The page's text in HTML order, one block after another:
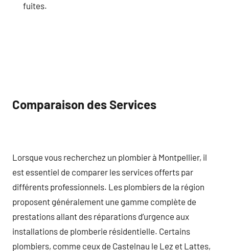
fuites.
Comparaison des Services
Lorsque vous recherchez un plombier à Montpellier, il
est essentiel de comparer les services offerts par
différents professionnels. Les plombiers de la région
proposent généralement une gamme complète de
prestations allant des réparations d’urgence aux
installations de plomberie résidentielle. Certains
plombiers, comme ceux de Castelnau le Lez et Lattes,